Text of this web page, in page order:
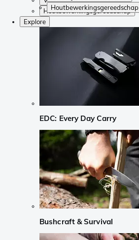
Houtbewerkingsgereedschap
Houtbewerkingsgereedschap
Explore
EDC: Every Day Carry
Bushcraft & Survival